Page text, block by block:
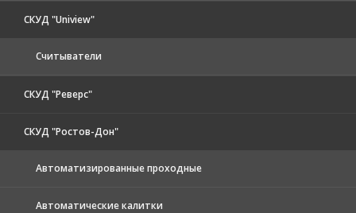
СКУД "Uniview"
Считыватели
СКУД "Реверс"
СКУД "Ростов-Дон"
Автоматизированные проходные
Автоматические калитки